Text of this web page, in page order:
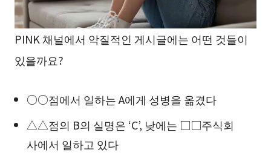
PINK 채널에서 악질적인 게시글에는 어떤 것들이
있을까요?
○○점에서 일하는 A에게 성병을 옮겼다
△△점의 B의 실명은 ‘C’, 낮에는 □□주식회
사에서 일하고 있다